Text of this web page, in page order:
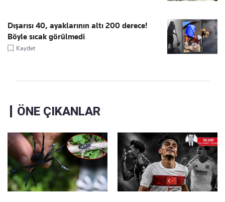
Dışarısı 40, ayaklarının altı 200 derece!
Böyle sıcak görülmedi
Kaydet
ÖNE ÇIKANLAR